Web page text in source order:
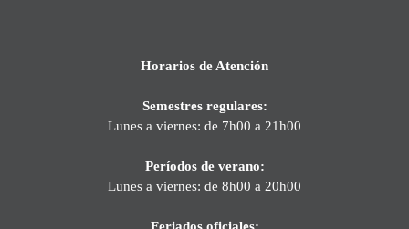
Horarios de Atención
Semestres regulares:
Lunes a viernes: de 7h00 a 21h00
Períodos de verano:
Lunes a viernes: de 8h00 a 20h00
Feriados oficiales: